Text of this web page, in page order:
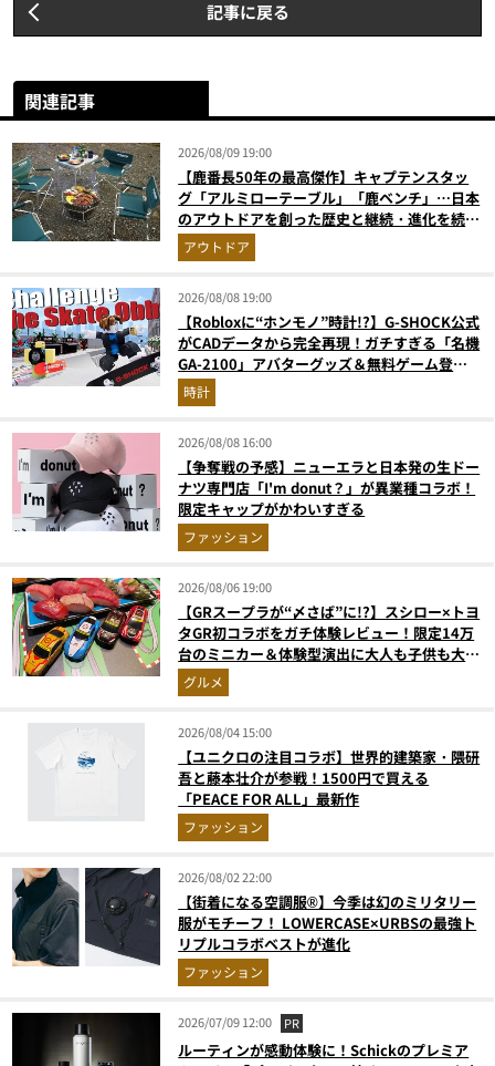
記事に戻る
関連記事
2026/08/09 19:00
【鹿番長50年の最高傑作】キャプテンスタッ
グ「アルミローテーブル」「鹿ベンチ」…日本
のアウトドアを創った歴史と継続・進化を続け
る定番神ギア11選
アウトドア
2026/08/08 19:00
【Robloxに“ホンモノ”時計!?】G-SHOCK公式
がCADデータから完全再現！ガチすぎる「名機
GA-2100」アバターグッズ＆無料ゲーム登場
が見逃せない
時計
2026/08/08 16:00
【争奪戦の予感】ニューエラと日本発の生ドー
ナツ専門店「I'm donut？」が異業種コラボ！
限定キャップがかわいすぎる
ファッション
2026/08/06 19:00
【GRスープラが“〆さば”に!?】スシロー×トヨ
タGR初コラボをガチ体験レビュー！限定14万
台のミニカー＆体験型演出に大人も子供も大興
奮間違いなし
グルメ
2026/08/04 15:00
【ユニクロの注目コラボ】世界的建築家・隈研
吾と藤本壮介が参戦！1500円で買える
「PEACE FOR ALL」最新作
ファッション
2026/08/02 22:00
【街着になる空調服®】今季は幻のミリタリー
服がモチーフ！ LOWERCASE×URBSの最強ト
リプルコラボベストが進化
ファッション
2026/07/09 12:00 PR
ルーティンが感動体験に！Schickのプレミア